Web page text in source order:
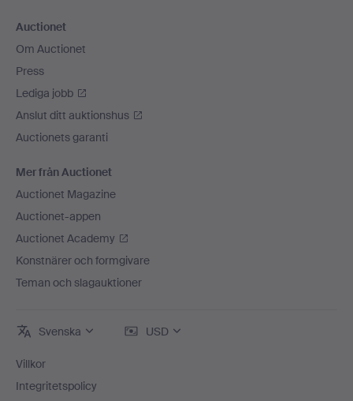
Auctionet
Om Auctionet
Press
Lediga jobb
Anslut ditt auktionshus
Auctionets garanti
Mer från Auctionet
Auctionet Magazine
Auctionet-appen
Auctionet Academy
Konstnärer och formgivare
Teman och slagauktioner
Svenska USD
Villkor
Integritetspolicy